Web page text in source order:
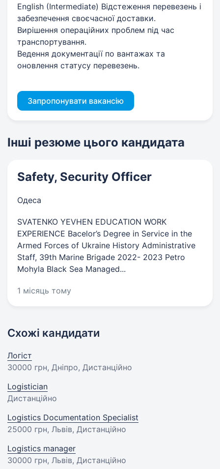
English (Intermediate) Відстеження перевезень і
забезпечення своєчасної доставки.
Вирішення операційних проблем під час
транспортування.
Ведення документації по вантажах та
оновлення статусу перевезень.
Запропонувати вакансію
Інші резюме цього кандидата
Safety, Security Officer
Одеса
SVATENKO YEVHEN EDUCATION WORK
EXPERIENCE Bacelor’s Degree in Service in the
Armed Forces of Ukraine History Administrative
Staff, 39th Marine Brigade 2022- 2023 Petro
Mohyla Black Sea Managed...
1 місяць тому
Схожі кандидати
Логіст
30000 грн, Дніпро, Дистанційно
Logistician
Дистанційно
Logistics Documentation Specialist
25000 грн, Львів, Дистанційно
Logistics manager
30000 грн, Львів, Дистанційно